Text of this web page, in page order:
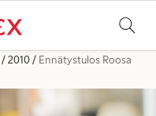
2010
Ennätystulos Roosa